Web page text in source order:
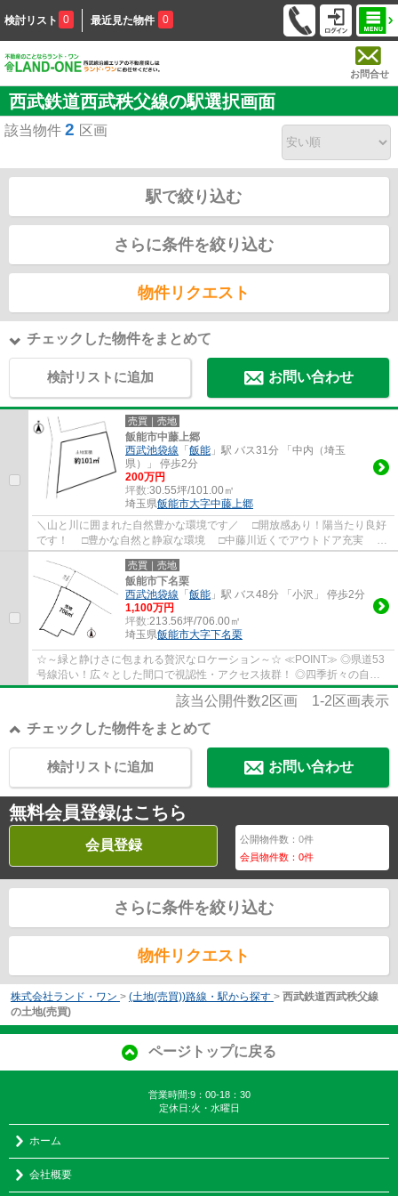
検討リスト 0 最近見た物件 0
お問合せ
西武鉄道西武秩父線の駅選択画面
該当物件 2 区画
駅で絞り込む
さらに条件を絞り込む
物件リクエスト
チェックした物件をまとめて
検討リストに追加 お問い合わせ
売買｜売地
飯能市中藤上郷
西武池袋線 「 飯能 」駅 バス31分 「中内（埼玉
県）」 停歩2分
200万円
坪数:30.55坪/101.00㎡
埼玉県飯能市大字中藤上郷
＼山と川に囲まれた自然豊かな環境です／ □開放感あり！陽当たり良好
です！ □豊かな自然と静寂な環境 □中藤川近くでアウトドア充実 □
キャンプ・登山・釣り好きに◎ □都心か...
売買｜売地
飯能市下名栗
西武池袋線 「 飯能 」駅 バス48分 「小沢」 停歩2分
1,100万円
坪数:213.56坪/706.00㎡
埼玉県飯能市大字下名栗
☆～緑と静けさに包まれる贅沢なロケーション～☆ ≪POINT≫ ◎県道53
号線沿い！広々とした間口で視認性・アクセス抜群！ ◎四季折々の自然
を感じるロケーション ◎名栗川近くでアウトドア充...
該当公開件数2区画 1-2区画表示
チェックした物件をまとめて
お問い合わせ
検討リストに追加
無料会員登録はこちら
会員登録 公開物件数：0件
会員物件数：0件
さらに条件を絞り込む
物件リクエスト
株式会社ランド・ワン > (土地(売買))路線・駅から探す > 西武鉄道西武秩父線
の土地(売買)
ページトップに戻る
営業時間:9：00-18：30
定休日:火・水曜日
ホーム
会社概要